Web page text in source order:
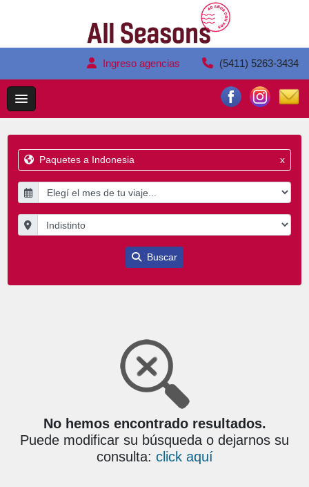
Ingreso agencias (5411) 5263-3434
Paquetes a Indonesia x
Buscar
No hemos encontrado resultados.
Puede modificar su búsqueda o dejarnos su
consulta: click aquí